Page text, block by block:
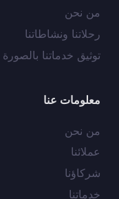
من نحن
رحلاتنا ونشاطاتنا
توثيق خدماتنا بالصورة
معلومات عنا
من نحن
عملائنا
شركاؤنا
خدماتنا